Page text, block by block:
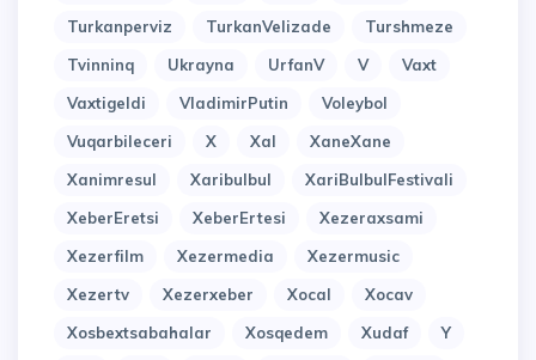
Turkanperviz
TurkanVelizade
Turshmeze
Tvinninq
Ukrayna UrfanV V
Vaxt
Vaxtigeldi
VladimirPutin
Voleybol
Vuqarbileceri
X Xal
XaneXane
Xanimresul
Xaribulbul
XariBulbulFestivali
XeberEretsi
XeberErtesi
Xezeraxsami
Xezerfilm
Xezermedia
Xezermusic
Xezertv
Xezerxeber Xocal
Xocav
Xosbextsabahalar
Xosqedem Xudaf
Y